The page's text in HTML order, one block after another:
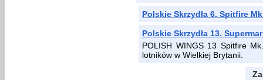
Polskie Skrzydła 6. Spitfire
Polskie Skrzydła 13.
POLISH WINGS 13 Spitfire
lotników w Wielkiej Brytanii.